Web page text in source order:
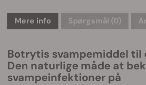
Mere info Spørgsmål (0)
Botrytis svampemiddel til
Den naturlige måde at
svampeinfektioner på